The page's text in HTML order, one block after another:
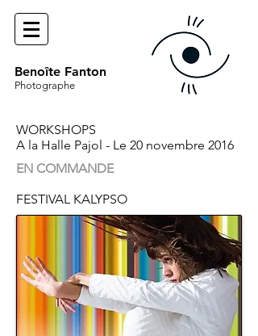
Benoîte Fanton
Photographe
WORKSHOPS
A la Halle Pajol - Le 20 novembre 2016
EN COMMANDE
FESTIVAL KALYPSO